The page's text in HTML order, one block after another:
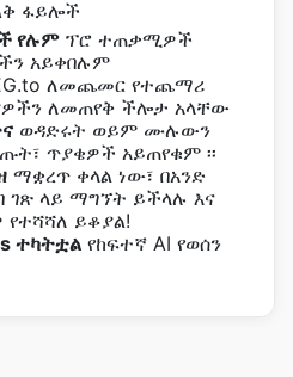
ፋይሎች
የሉምፕሮ ተጠቃሚዎች
አይቀበሉም
ለመጨመር የተጨማሪ
ለመጠየቅ ችሎታ አላቸው
ወዳድሩት ወይም ሙሉውን
ጥያቄዎች አይጠየቁም ፡፡
ማቋረጥ ቀላል ነው፣ በአንድ
ገጽ ላይ ማግኘት ይችላሉ እና
ይቆያል!
ተካትቷል የከፍተኛ AI የወሰን